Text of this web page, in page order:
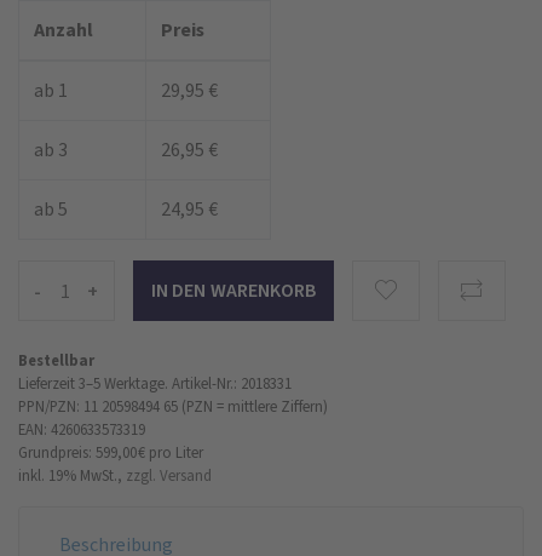
Anzahl Preis
ab 1 29,95 €
ab 3 26,95 €
ab 5 24,95 €
- +
Bestellbar
Lieferzeit 3–5 Werktage. Artikel-Nr.: 2018331
PPN/PZN: 11 20598494 65 (PZN = mittlere Ziffern)
EAN: 4260633573319
Grundpreis: 599,00 € pro Liter
inkl. 19% MwSt., zzgl. Versand
Beschreibung